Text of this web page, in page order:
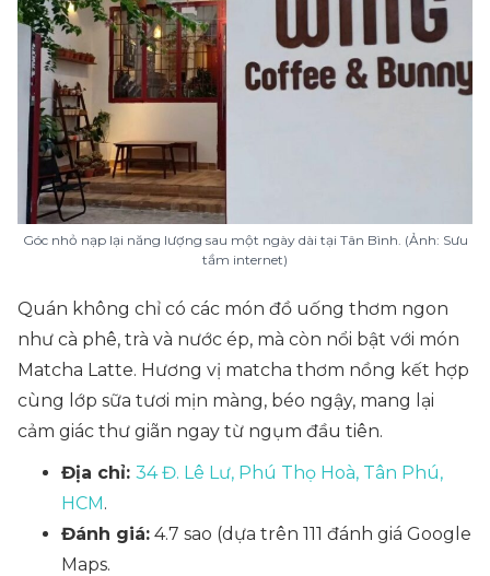
Góc nhỏ nạp lại năng lượng sau một ngày dài tại Tân Bình. (Ảnh: Sưu
tầm internet)
Quán không chỉ có các món đồ uống thơm ngon
như cà phê, trà và nước ép, mà còn nổi bật với món
Matcha Latte. Hương vị matcha thơm nồng kết hợp
cùng lớp sữa tươi mịn màng, béo ngậy, mang lại
cảm giác thư giãn ngay từ ngụm đầu tiên.
Địa chỉ: 34 Đ. Lê Lư, Phú Thọ Hoà, Tân Phú,
HCM.
Đánh giá: 4.7 sao (dựa trên 111 đánh giá Google
Maps.